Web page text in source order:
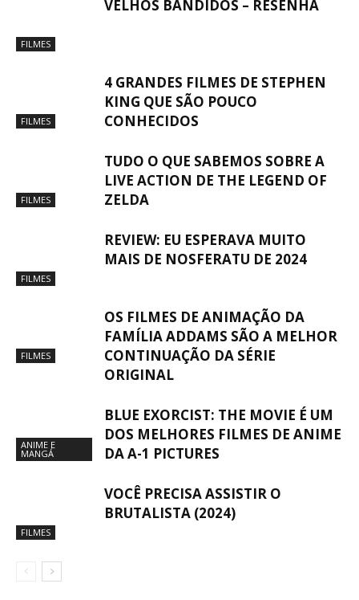
FILMES
VELHOS BANDIDOS – RESENHA
FILMES
4 GRANDES FILMES DE STEPHEN
KING QUE SÃO POUCO
CONHECIDOS
FILMES
TUDO O QUE SABEMOS SOBRE A
LIVE ACTION DE THE LEGEND OF
ZELDA
FILMES
REVIEW: EU ESPERAVA MUITO
MAIS DE NOSFERATU DE 2024
FILMES
OS FILMES DE ANIMAÇÃO DA
FAMÍLIA ADDAMS SÃO A MELHOR
CONTINUAÇÃO DA SÉRIE
ORIGINAL
ANIME E
MANGÁ
BLUE EXORCIST: THE MOVIE É UM
DOS MELHORES FILMES DE ANIME
DA A-1 PICTURES
FILMES
VOCÊ PRECISA ASSISTIR O
BRUTALISTA (2024)